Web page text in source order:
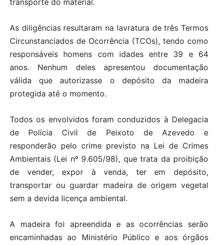
transporte do material.
As diligências resultaram na lavratura de três Termos
Circunstanciados de Ocorrência (TCOs), tendo como
responsáveis homens com idades entre 39 e 64
anos. Nenhum deles apresentou documentação
válida que autorizasse o depósito da madeira
protegida até o momento.
Todos os envolvidos foram conduzidos à Delegacia
de Polícia Civil de Peixoto de Azevedo e
responderão pelo crime previsto na Lei de Crimes
Ambientais (Lei nº 9.605/98), que trata da proibição
de vender, expor à venda, ter em depósito,
transportar ou guardar madeira de origem vegetal
sem a devida licença ambiental.
A madeira foi apreendida e as ocorrências serão
encaminhadas ao Ministério Público e aos órgãos